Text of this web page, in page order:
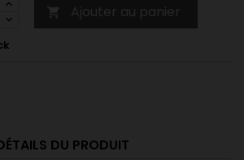
 Ajouter au panier
DU PRODUIT